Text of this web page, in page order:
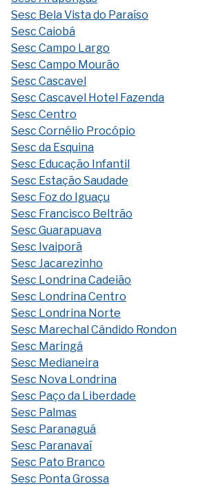
Sesc Bela Vista do Paraíso
Sesc Caiobá
Sesc Campo Largo
Sesc Campo Mourão
Sesc Cascavel
Sesc Cascavel Hotel Fazenda
Sesc Centro
Sesc Cornélio Procópio
Sesc da Esquina
Sesc Educação Infantil
Sesc Estação Saudade
Sesc Foz do Iguaçu
Sesc Francisco Beltrão
Sesc Guarapuava
Sesc Ivaiporã
Sesc Jacarezinho
Sesc Londrina Cadeião
Sesc Londrina Centro
Sesc Londrina Norte
Sesc Marechal Cândido Rondon
Sesc Maringá
Sesc Medianeira
Sesc Nova Londrina
Sesc Paço da Liberdade
Sesc Palmas
Sesc Paranaguá
Sesc Paranavaí
Sesc Pato Branco
Sesc Ponta Grossa